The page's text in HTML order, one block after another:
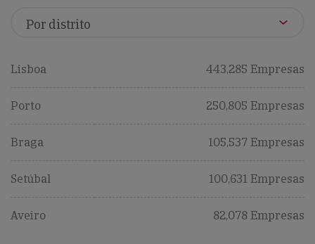
Lisboa 443,285 Empresas
Porto 250,805 Empresas
Braga 105,537 Empresas
Setúbal 100,631 Empresas
Aveiro 82,078 Empresas